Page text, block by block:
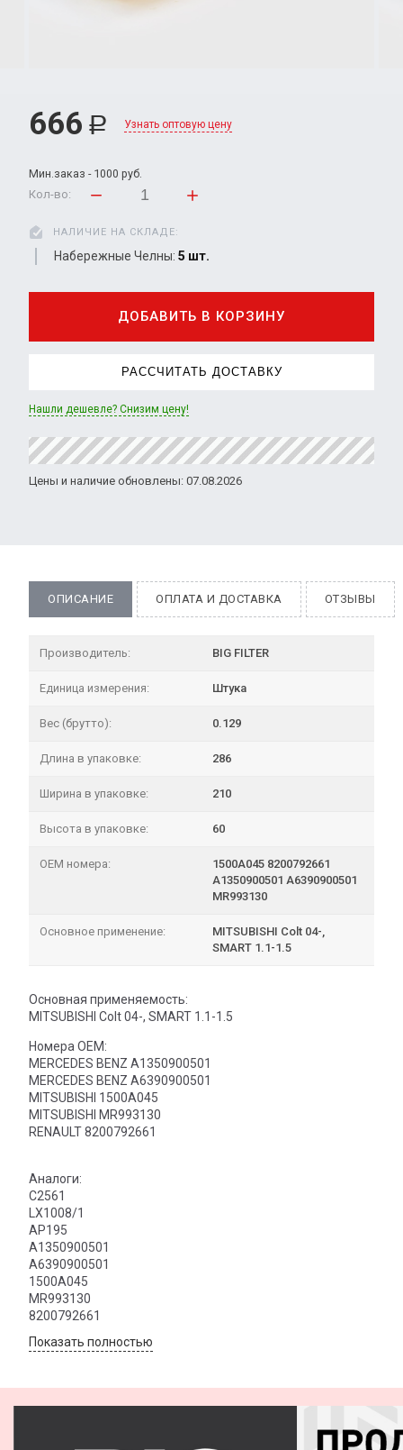
666 Р Узнать оптовую цену
Мин.заказ - 1000 руб.
Кол-во:
НАЛИЧИЕ НА СКЛАДЕ:
Набережные Челны: 5 шт.
ДОБАВИТЬ В КОРЗИНУ
РАССЧИТАТЬ ДОСТАВКУ
Нашли дешевле? Снизим цену!
Цены и наличие обновлены: 07.08.2026
ОПИСАНИЕ ОПЛАТА И ДОСТАВКА ОТЗЫВЫ
Производитель: BIG FILTER
Единица измерения: Штука
Вес (брутто): 0.129
Длина в упаковке: 286
Ширина в упаковке: 210
Высота в упаковке: 60
OEM номера:
1500A045 8200792661
A1350900501 A6390900501
MR993130
Основное применение:
MITSUBISHI Colt 04-,
SMART 1.1-1.5
Основная применяемость:
MITSUBISHI Colt 04-, SMART 1.1-1.5
Номера OEM:
MERCEDES BENZ A1350900501
MERCEDES BENZ A6390900501
MITSUBISHI 1500A045
MITSUBISHI MR993130
RENAULT 8200792661
Аналоги:
C2561
LX1008/1
AP195
A1350900501
A6390900501
1500A045
MR993130
8200792661
Показать полностью